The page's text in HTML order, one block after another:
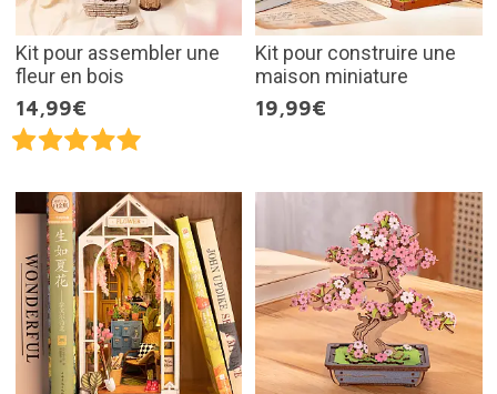
Kit pour assembler une
fleur en bois
14,99€
Kit pour construire une
maison miniature
19,99€